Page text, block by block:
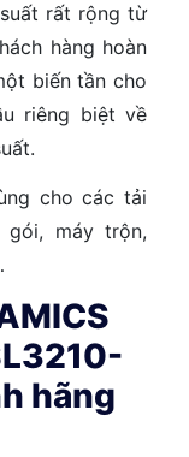
rất rộng từ
hàng hoàn
biến tần cho
riêng biệt về
cho các tải
gói, máy trộn,
hãng